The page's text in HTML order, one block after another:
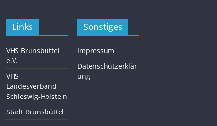
Links
VHS Brunsbüttel
e.V.
VHS
Landesverband
Schleswig-Holstein
Stadt Brunsbüttel
Sonstiges
Impressum
Datenschutzerklär
ung